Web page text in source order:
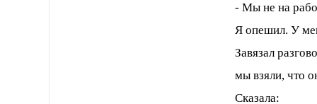
- Мы не на
Я опешил. У
Завязал
мы взяли, что
Сказала: